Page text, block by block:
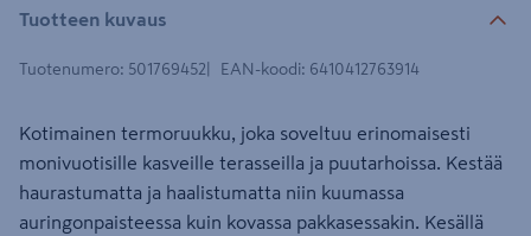
Tuotteen kuvaus
Tuotenumero: 501769452 EAN-koodi: 6410412763914
Kotimainen termoruukku, joka soveltuu erinomaisesti
monivuotisille kasveille terasseilla ja puutarhoissa. Kestää
haurastumatta ja haalistumatta niin kuumassa
auringonpaisteessa kuin kovassa pakkasessakin. Kesällä